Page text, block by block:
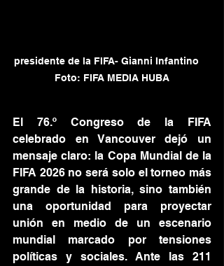
presidente de la FIFA- Gianni Infantino
Foto: FIFA MEDIA HUBA
El 76.º Congreso de la FIFA
celebrado en Vancouver dejó un
mensaje claro: la Copa Mundial de la
FIFA 2026 no será solo el torneo más
grande de la historia, sino también
una oportunidad para proyectar
unión en medio de un escenario
mundial marcado por tensiones
políticas y sociales. Ante las 211